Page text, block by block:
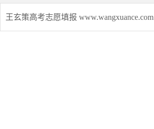
王玄策高考志愿填报 www.wangxuance.com